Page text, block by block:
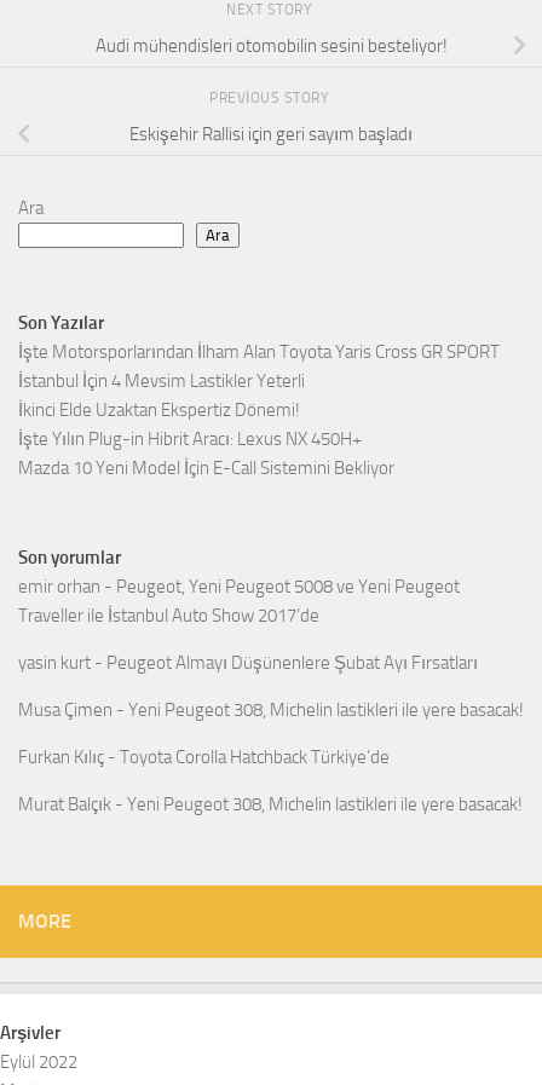
NEXT STORY
Audi mühendisleri otomobilin sesini besteliyor!
PREVIOUS STORY
Eskişehir Rallisi için geri sayım başladı
Ara
Ara
Son Yazılar
İşte Motorsporlarından İlham Alan Toyota Yaris Cross GR SPORT
İstanbul İçin 4 Mevsim Lastikler Yeterli
İkinci Elde Uzaktan Ekspertiz Dönemi!
İşte Yılın Plug-in Hibrit Aracı: Lexus NX 450H+
Mazda 10 Yeni Model İçin E-Call Sistemini Bekliyor
Son yorumlar
emir orhan - Peugeot, Yeni Peugeot 5008 ve Yeni Peugeot
Traveller ile İstanbul Auto Show 2017’de
yasin kurt - Peugeot Almayı Düşünenlere Şubat Ayı Fırsatları
Musa Çimen - Yeni Peugeot 308, Michelin lastikleri ile yere basacak!
Furkan Kılıç - Toyota Corolla Hatchback Türkiye’de
Murat Balçık - Yeni Peugeot 308, Michelin lastikleri ile yere basacak!
MORE
Arşivler
Eylül 2022